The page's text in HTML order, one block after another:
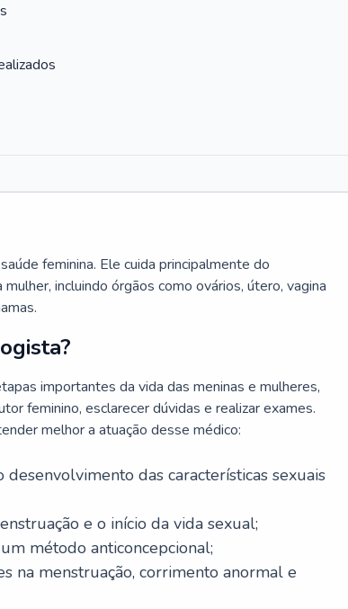
feminina. Ele cuida principalmente do
incluindo órgãos como ovários, útero, vagina
importantes da vida das meninas e mulheres,
feminino, esclarecer dúvidas e realizar exames.
melhor a atuação desse médico:
das características sexuais
e o início da vida sexual;
método anticoncepcional;
na menstruação, corrimento anormal e